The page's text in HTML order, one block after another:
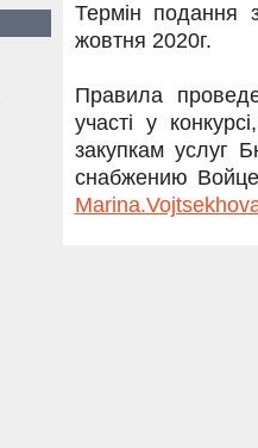
Термін подання
жовтня 2020г.
Правила
участі у
закупкам услуг
снабжению